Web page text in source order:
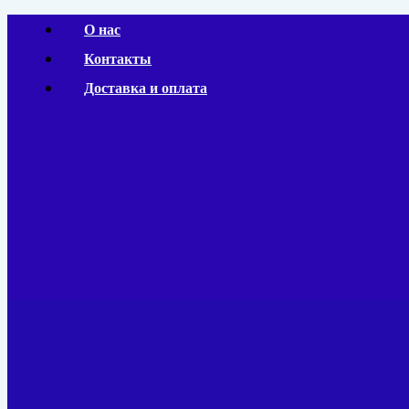
Перейти
содержимому
О нас
Контакты
Доставка и оплата